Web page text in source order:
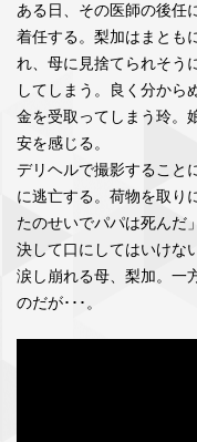
ある日、その医師の後任
着任する。梨加はまとも
れ、母に見捨てられそう
してしまう。良く分から
金を受取ってしまう玲。
安を感じる。
デリヘルで撮影すること
に逃亡する。荷物を取り
たのせいでパパは死んだ
決して口にしてはいけな
涙し崩れる母、梨加。一
のだが･･･。